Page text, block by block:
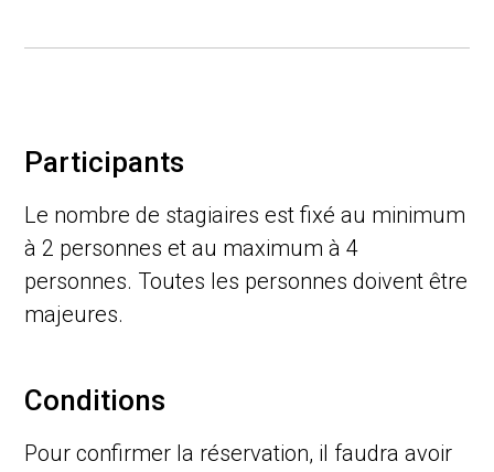
Participants
Le nombre de stagiaires est fixé au minimum
à 2 personnes et au maximum à 4
personnes. Toutes les personnes doivent être
majeures.
Conditions
Pour confirmer la réservation, il faudra avoir